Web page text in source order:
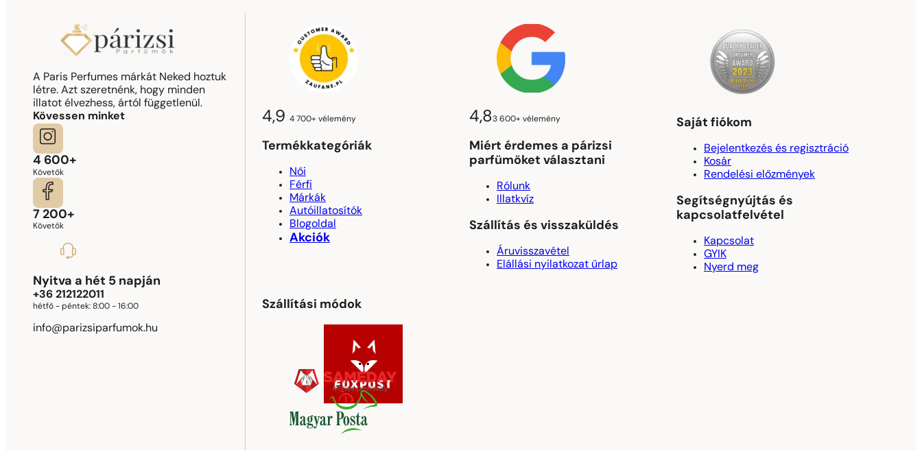
A Paris Perfumes márkát Neked hoztuk
létre. Azt szeretnénk, hogy minden
illatot élvezhess, ártól függetlenül.
Kövessen minket
4 600+
Követők
7 200+
Követők
Nyitva a hét 5 napján
+36 212122011
hétfő - péntek: 8:00 - 16:00
info@parizsiparfumok.hu
4,9 4 700+ vélemény
Termékkategóriák
Női
Férfi
Márkák
Autóillatosítók
Blogoldal
Akciók
4,83 600+ vélemény
Miért érdemes a párizsi
parfümöket választani
Rólunk
Illatkvíz
Szállítás és visszaküldés
Áruvisszavétel
Elállási nyilatkozat űrlap
Saját fiókom
Bejelentkezés és regisztráció
Kosár
Rendelési előzmények
Segítségnyújtás és
kapcsolatfelvétel
Kapcsolat
GYIK
Nyerd meg
Szállítási módok